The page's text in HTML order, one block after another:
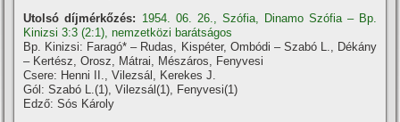
Utolsó díjmérkőzés: 1954. 06. 26., Szófia, Dinamo Szófia – Bp.
Kinizsi 3:3 (2:1), nemzetközi barátságos
Bp. Kinizsi: Faragó* – Rudas, Kispéter, Ombódi – Szabó L., Dékány
– Kertész, Orosz, Mátrai, Mészáros, Fenyvesi
Csere: Henni II., Vilezsál, Kerekes J.
Gól: Szabó L.(1), Vilezsál(1), Fenyvesi(1)
Edző: Sós Károly